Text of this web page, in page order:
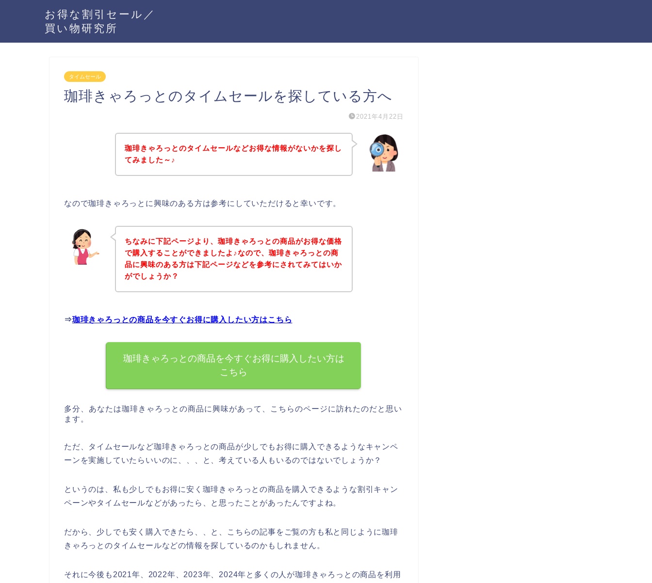
お得な割引セール／
買い物研究所
タイムセール
珈琲きゃろっとのタイムセールを探している方へ
2021年4月22日
珈琲きゃろっとのタイムセールなどお得な情報がないかを探し
てみました～♪
なので珈琲きゃろっとに興味のある方は参考にしていただけると幸いです。
ちなみに下記ページより、珈琲きゃろっとの商品がお得な価格
で購入することができましたよ♪なので、珈琲きゃろっとの商
品に興味のある方は下記ページなどを参考にされてみてはいか
がでしょうか？
⇒珈琲きゃろっとの商品を今すぐお得に購入したい方はこちら
珈琲きゃろっとの商品を今すぐお得に購入したい方は
こちら
多分、あなたは珈琲きゃろっとの商品に興味があって、こちらのページに訪れたのだと思い
ます。
ただ、タイムセールなど珈琲きゃろっとの商品が少しでもお得に購入できるようなキャンペ
ーンを実施していたらいいのに、、、と、考えている人もいるのではないでしょうか？
というのは、私も少しでもお得に安く珈琲きゃろっとの商品を購入できるような割引キャン
ペーンやタイムセールなどがあったら、と思ったことがあったんですよね。
だから、少しでも安く購入できたら、、と、こちらの記事をご覧の方も私と同じように珈琲
きゃろっとのタイムセールなどの情報を探しているのかもしれません。
それに今後も2021年、2022年、2023年、2024年と多くの人が珈琲きゃろっとの商品を利用